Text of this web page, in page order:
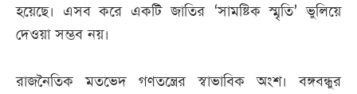
হয়েছে। এসব করে একটি জাতির ‘সামষ্টিক স্মৃতি’ ভুলিয়ে
দেওয়া সম্ভব নয়।
রাজনৈতিক মতভেদ গণতন্ত্রের স্বাভাবিক অংশ। বঙ্গবন্ধুর